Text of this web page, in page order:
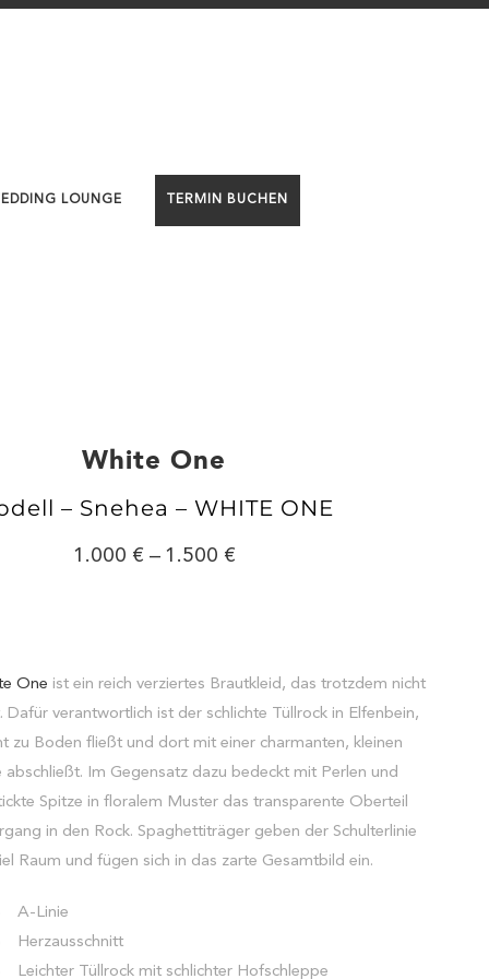
LOUNGE TERMIN BUCHEN
White One
– Snehea – WHITE ONE
1.000 – 1.500
One ist ein reich verziertes Brautkleid, das trotzdem nicht
Dafür verantwortlich ist der schlichte Tüllrock in Elfenbein,
zu Boden fließt und dort mit einer charmanten, kleinen
abschließt. Im Gegensatz dazu bedeckt mit Perlen und
Spitze in floralem Muster das transparente Oberteil
in den Rock. Spaghettiträger geben der Schulterlinie
Raum und fügen sich in das zarte Gesamtbild ein.
A-Linie
Herzausschnitt
Leichter Tüllrock mit schlichter Hofschleppe